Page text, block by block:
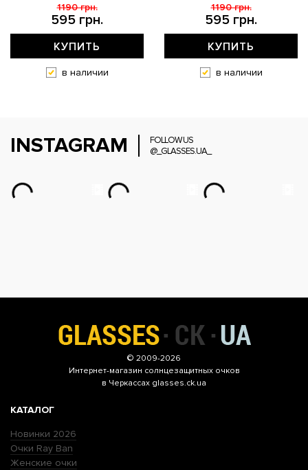
595 грн.
1190 грн.
КУПИТЬ
в наличии
595 грн.
1190 грн.
КУПИТЬ
в наличии
INSTAGRAM
FOLLOW US
@_GLASSES.UA_
© 2009-2026
Интернет-магазин солнцезащитных очков
в Черкассах glasses.ck.ua
КАТАЛОГ
Новинки 2026
Очки Ray Ban
Женские очки